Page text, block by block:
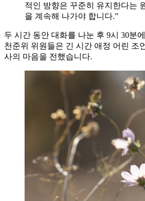
적인 방향은 꾸준히 유지한다는
을 계속해 나가야 합니다.”
두 시간 동안 대화를 나눈 후 9시 30분
천준위 위원들은 긴 시간 애정 어린 조
사의 마음을 전했습니다.